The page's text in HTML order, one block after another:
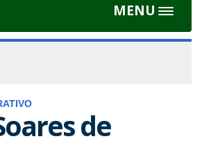
MENU
Toggle
de